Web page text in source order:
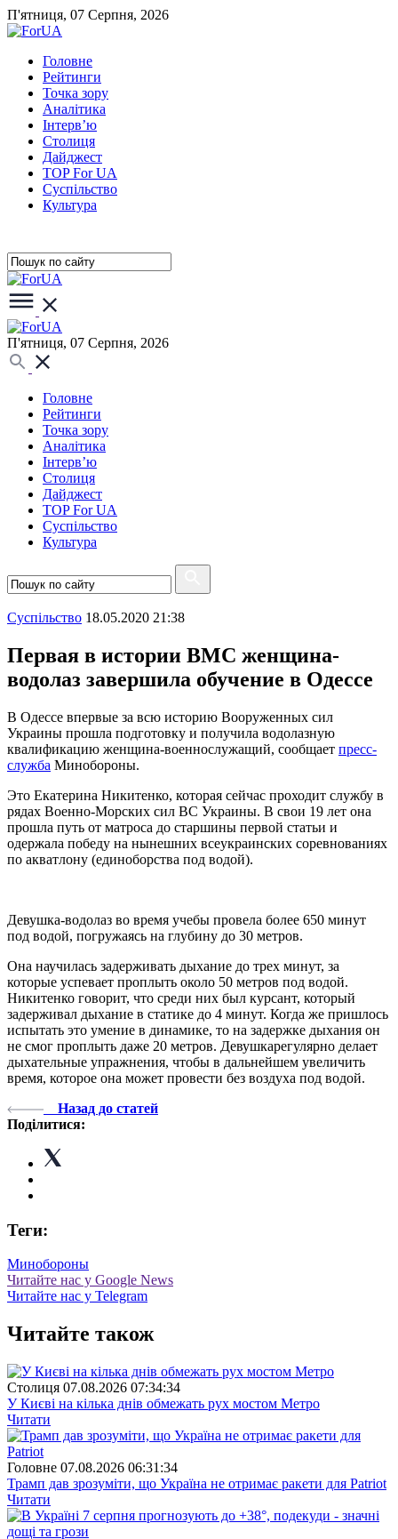
П'ятниця, 07 Серпня, 2026
Головне
Рейтинги
Точка зору
Аналітика
Інтерв’ю
Столиця
Дайджест
TOP For UA
Суспiльство
Культура
П'ятниця, 07 Серпня, 2026
Головне
Рейтинги
Точка зору
Аналітика
Інтерв’ю
Столиця
Дайджест
TOP For UA
Суспiльство
Культура
Суспiльство 18.05.2020 21:38
Первая в истории ВМС женщина-
водолаз завершила обучение в Одессе
В Одессе впервые за всю историю Вооруженных сил
Украины прошла подготовку и получила водолазную
квалификацию женщина-военнослужащий, сообщает пресс-
служба Минобороны.
Это Екатерина Никитенко, которая сейчас проходит службу в
рядах Военно-Морских сил ВС Украины. В свои 19 лет она
прошла путь от матроса до старшины первой статьи и
одержала победу на нынешних всеукраинских соревнованиях
по акватлону (единоборства под водой).
Девушка-водолаз во время учебы провела более 650 минут
под водой, погружаясь на глубину до 30 метров.
Она научилась задерживать дыхание до трех минут, за
которые успевает проплыть около 50 метров под водой.
Никитенко говорит, что среди них был курсант, который
задерживал дыхание в статике до 4 минут. Когда же пришлось
испытать это умение в динамике, то на задержке дыхания он
не смог проплыть даже 20 метров. Девушкарегулярно делает
дыхательные упражнения, чтобы в дальнейшем увеличить
время, которое она может провести без воздуха под водой.
Назад до статей
Поділитися:
Теги:
Минобороны
Читайте нас у Google News
Читайте нас у Telegram
Читайте також
Столиця 07.08.2026 07:34:34
У Києві на кілька днів обмежать рух мостом Метро
Читати
Головне 07.08.2026 06:31:34
Трамп дав зрозуміти, що Україна не отримає ракети для Patriot
Читати